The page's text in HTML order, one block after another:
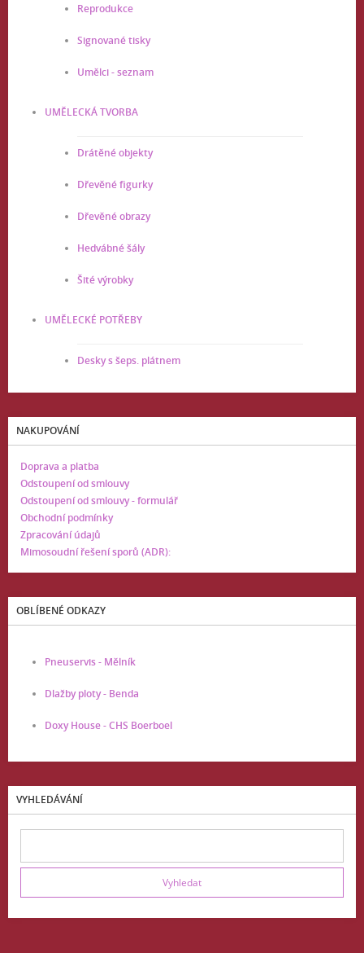
Reprodukce
Signované tisky
Umělci - seznam
UMĚLECKÁ TVORBA
Drátěné objekty
Dřevěné figurky
Dřevěné obrazy
Hedvábné šály
Šité výrobky
UMĚLECKÉ POTŘEBY
Desky s šeps. plátnem
NAKUPOVÁNÍ
Doprava a platba
Odstoupení od smlouvy
Odstoupení od smlouvy - formulář
Obchodní podmínky
Zpracování údajů
Mimosoudní řešení sporů (ADR):
OBLÍBENÉ ODKAZY
Pneuservis - Mělník
Dlažby ploty - Benda
Doxy House - CHS Boerboel
VYHLEDÁVÁNÍ